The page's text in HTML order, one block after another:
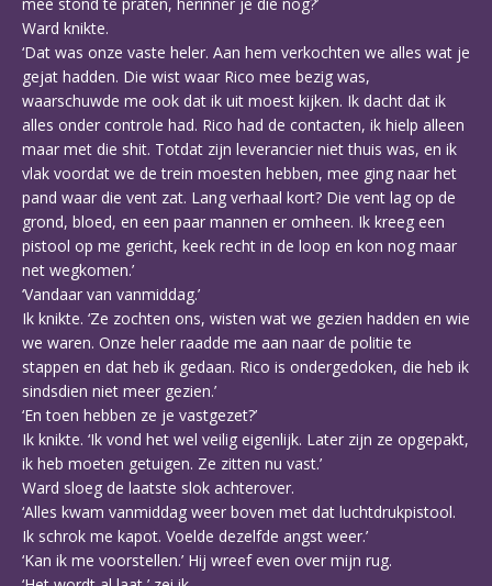
Ward knikte.
‘Dat was onze vaste heler. Aan hem verkochten we alles wat je
gejat hadden. Die wist waar Rico mee bezig was,
waarschuwde me ook dat ik uit moest kijken. Ik dacht dat ik
alles onder controle had. Rico had de contacten, ik hielp alleen
maar met die shit. Totdat zijn leverancier niet thuis was, en ik
vlak voordat we de trein moesten hebben, mee ging naar het
pand waar die vent zat. Lang verhaal kort? Die vent lag op de
grond, bloed, en een paar mannen er omheen. Ik kreeg een
pistool op me gericht, keek recht in de loop en kon nog maar
net wegkomen.’
‘Vandaar van vanmiddag.’
Ik knikte. ‘Ze zochten ons, wisten wat we gezien hadden en wie
we waren. Onze heler raadde me aan naar de politie te
stappen en dat heb ik gedaan. Rico is ondergedoken, die heb ik
sindsdien niet meer gezien.’
‘En toen hebben ze je vastgezet?’
Ik knikte. ‘Ik vond het wel veilig eigenlijk. Later zijn ze opgepakt,
ik heb moeten getuigen. Ze zitten nu vast.’
Ward sloeg de laatste slok achterover.
‘Alles kwam vanmiddag weer boven met dat luchtdrukpistool.
Ik schrok me kapot. Voelde dezelfde angst weer.’
‘Kan ik me voorstellen.’ Hij wreef even over mijn rug.